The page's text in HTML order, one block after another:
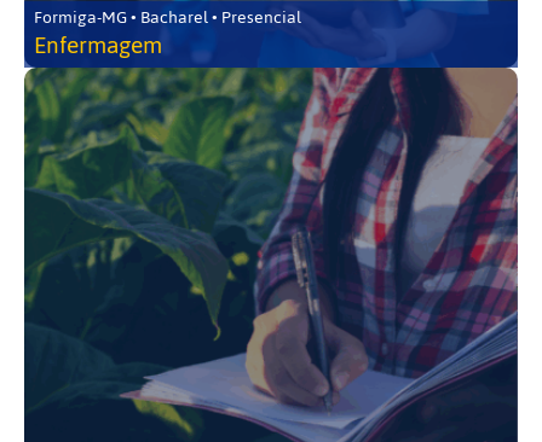
Formiga-MG • Bacharel • Presencial
Enfermagem